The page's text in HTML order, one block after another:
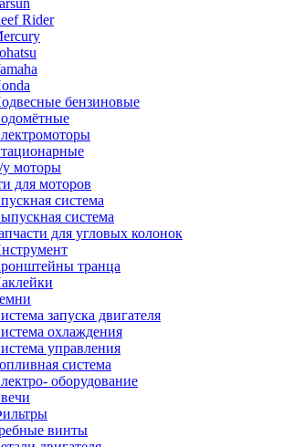
Rider
бензиновые
у моторы
для моторов
система
система
для угловых колонок
транца
запуска двигателя
охлаждения
управления
система
оборудование
винты